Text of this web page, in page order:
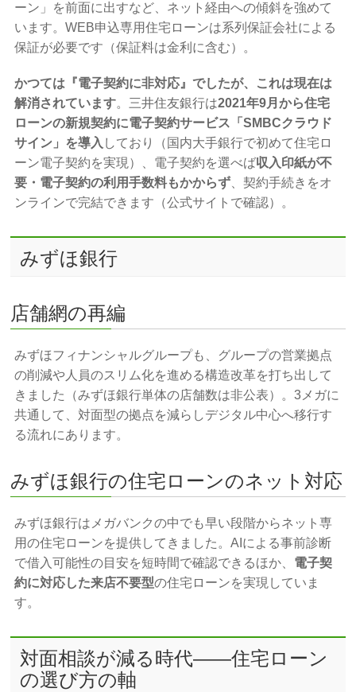
ーン」を前面に出すなど、ネット経由への傾斜を強めて
います。WEB申込専用住宅ローンは系列保証会社による
保証が必要です（保証料は金利に含む）。
かつては『電子契約に非対応』でしたが、これは現在は
解消されています。三井住友銀行は2021年9月から住宅
ローンの新規契約に電子契約サービス「SMBCクラウド
サイン」を導入 しており（国内大手銀行で初めて住宅ロ
ーン電子契約を実現）、電子契約を選べば収入印紙が不
要・電子契約の利用手数料もかからず 、契約手続きをオ
ンラインで完結できます（公式サイトで確認）。
みずほ銀行
店舗網の再編
みずほフィナンシャルグループも、グループの営業拠点
の削減や人員のスリム化を進める構造改革を打ち出して
きました（みずほ銀行単体の店舗数は非公表）。3メガに
共通して、対面型の拠点を減らしデジタル中心へ移行す
る流れにあります。
みずほ銀行の住宅ローンのネット対応
みずほ銀行はメガバンクの中でも早い段階からネット専
用の住宅ローンを提供してきました。AIによる事前診断
で借入可能性の目安を短時間で確認できるほか、 電子契
約に対応した来店不要型の住宅ローンを実現していま
す。
対面相談が減る時代——住宅ローン
の選び方の軸